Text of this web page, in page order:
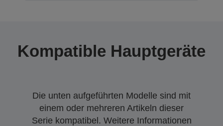
Kompatible Hauptgeräte
Die unten aufgeführten Modelle sind mit
einem oder mehreren Artikeln dieser
Serie kompatibel. Weitere Informationen